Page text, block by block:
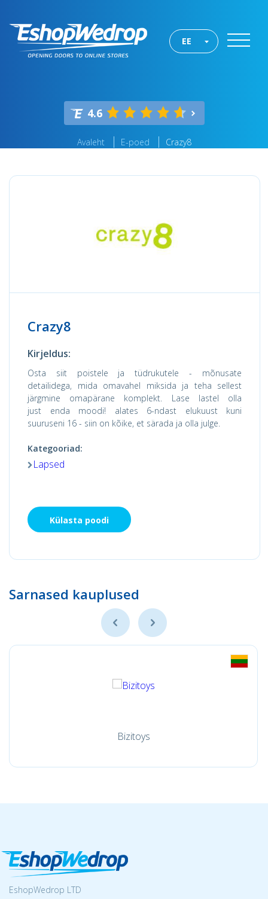
EE
4.6
Avaleht E-poed Crazy8
Crazy8
Kirjeldus:
Osta siit poistele ja tüdrukutele - mõnusate
detailidega, mida omavahel miksida ja teha sellest
järgmine omapärane komplekt. Lase lastel olla
just enda moodi! alates 6-ndast elukuust kuni
suuruseni 16 - siin on kõike, et särada ja olla julge.
Kategooriad:
Lapsed
Külasta poodi
Sarnased kauplused
Bizitoys
EshopWedrop LTD